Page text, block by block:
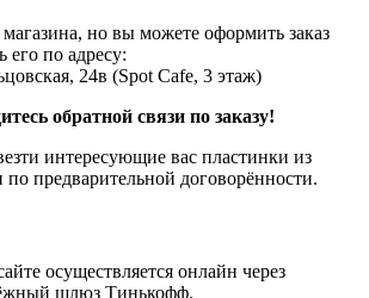
но вы можете оформить заказ
его по адресу:
24в (Spot Cafe, 3 этаж)
обратной связи по заказу!
интересующие вас пластинки из
по предварительной договорённости.
осуществляется онлайн через
шлюз Тинькофф.